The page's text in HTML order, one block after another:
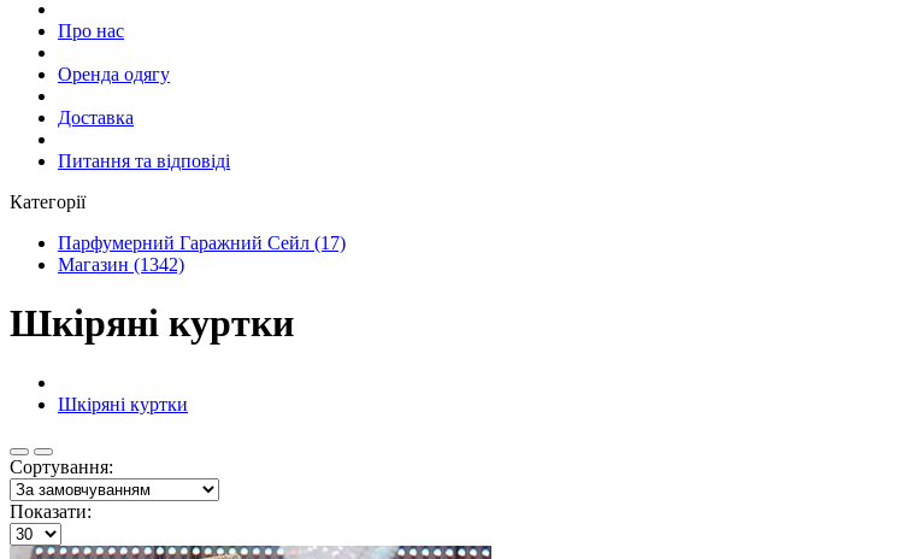
Про нас
Оренда одягу
Доставка
Питання та відповіді
Категорії
Парфумерний Гаражний Сейл (17)
Магазин (1342)
Шкіряні куртки
Шкіряні куртки
Сортування:
Показати: